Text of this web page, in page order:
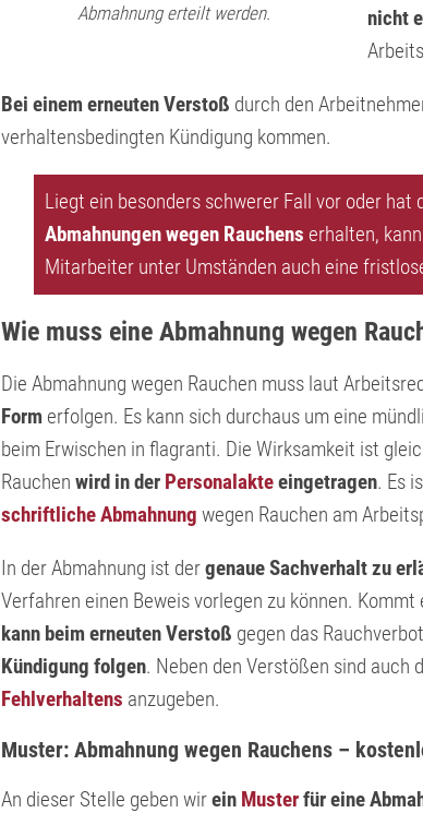
Abmahnung erteilt werden.
nicht
Bei einem erneuten Verstoß durch den
verhaltensbedingten Kündigung kommen.
Liegt ein besonders schwerer Fall vor oder hat
Abmahnungen wegen Rauchens erhalten,
Mitarbeiter unter Umständen auch eine
Wie muss eine Abmahnung wegen
Die Abmahnung wegen Rauchen muss laut
Form erfolgen. Es kann sich durchaus um eine
beim Erwischen in flagranti. Die Wirksamkeit ist
Rauchen wird in der Personalakteeingetragen. Es
schriftliche Abmahnung wegen Rauchen am
In der Abmahnung ist dergenaue Sachverhalt zu
Verfahren einen Beweis vorlegen zu können.
kann beim erneuten Verstoß gegen das
Kündigung folgen. Neben den Verstößen sind auch
Fehlverhaltens anzugeben.
Muster: Abmahnung wegen Rauchens –
An dieser Stelle geben wirein Musterfür eine